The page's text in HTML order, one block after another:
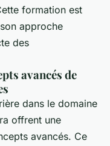
formation est
approche
des
avancés de
dans le domaine
offrent une
avancés. Ce